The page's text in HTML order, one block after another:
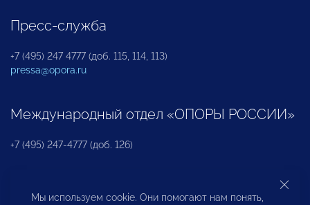
Пресс-служба
+7 (495) 247 4777 (доб. 115, 114, 113)
pressa@opora.ru
Международный отдел «ОПОРЫ РОССИИ»
+7 (495) 247-4777 (доб. 126)
Бюро по защите прав предпринимателей и
Мы используем cookie. Они помогают нам понять,